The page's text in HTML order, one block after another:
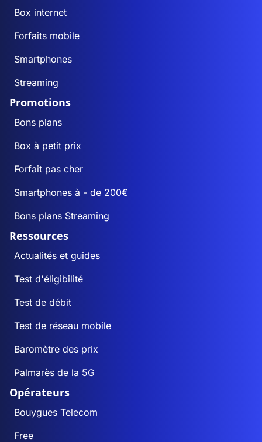
Box internet
Forfaits mobile
Smartphones
Streaming
Promotions
Bons plans
Box à petit prix
Forfait pas cher
Smartphones à - de 200€
Bons plans Streaming
Ressources
Actualités et guides
Test d'éligibilité
Test de débit
Test de réseau mobile
Baromètre des prix
Palmarès de la 5G
Opérateurs
Bouygues Telecom
Free